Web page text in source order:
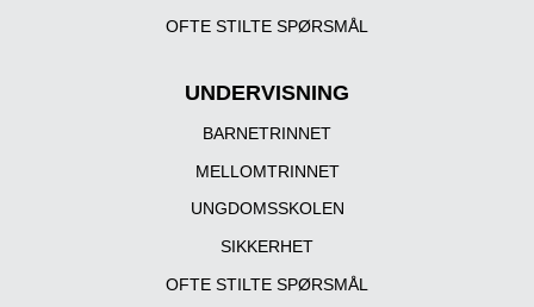
OFTE STILTE SPØRSMÅL
UNDERVISNING
BARNETRINNET
MELLOMTRINNET
UNGDOMSSKOLEN
SIKKERHET
OFTE STILTE SPØRSMÅL